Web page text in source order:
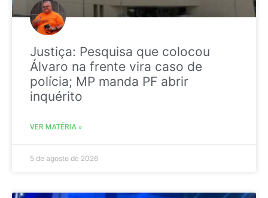
Justiça: Pesquisa que colocou
Álvaro na frente vira caso de
polícia; MP manda PF abrir
inquérito
VER MATÉRIA »
5 de agosto de 2026